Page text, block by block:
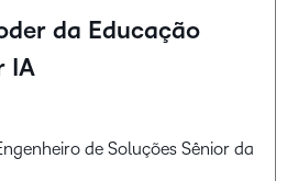
da Educação
IA
de Soluções Sênior da